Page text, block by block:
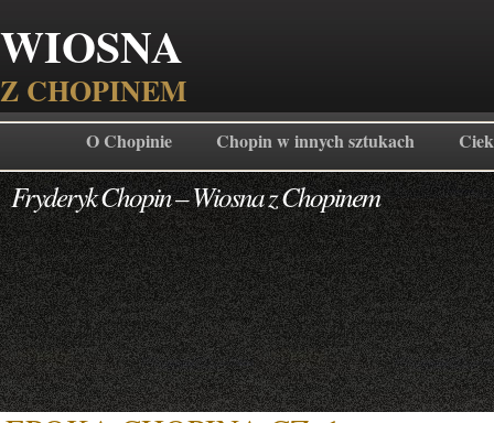
WIOSNA
Z CHOPINEM
O Chopinie Chopin w innych sztukach
Fryderyk Chopin – Wiosna z Chopinem